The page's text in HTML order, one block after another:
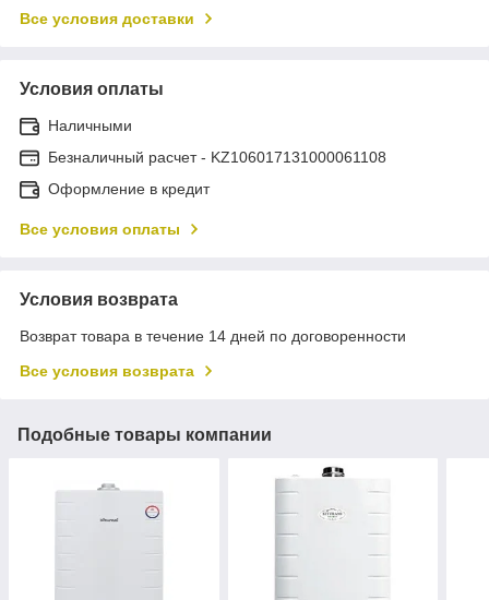
Все условия доставки
Условия оплаты
Наличными
Безналичный расчет - KZ106017131000061108
Оформление в кредит
Все условия оплаты
Условия возврата
Возврат товара в течение 14 дней по договоренности
Все условия возврата
Подобные товары компании